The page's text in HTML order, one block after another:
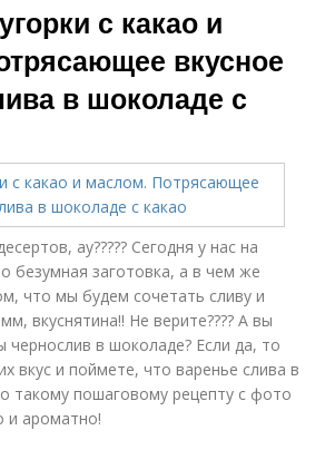
с какао и
вкусное
в шоколаде с
ау????? Сегодня у нас на
безумная заготовка, а в чем же
что мы будем сочетать сливу и
вкуснятина!! Не верите???? А вы
в шоколаде? Если да, то
вкус и поймете, что варенье слива в
такому пошаговому рецепту с фото
и ароматно!